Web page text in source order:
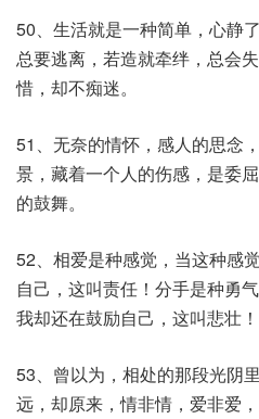
50、生活就是一种简单，心静
总要逃离，若造就牵绊，总会
惜，却不痴迷。
51、无奈的情怀，感人的思念
景，藏着一个人的伤感，是委
的鼓舞。
52、相爱是种感觉，当这种感
自己，这叫责任！分手是种勇
我却还在鼓励自己，这叫悲壮！
53、曾以为，相处的那段光阴
远，却原来，情非情，爱非爱